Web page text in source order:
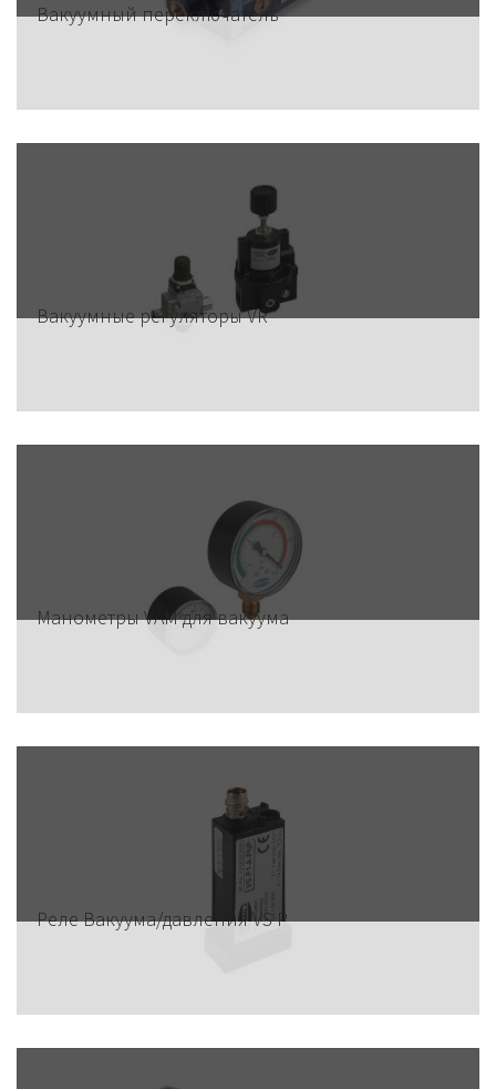
Вакуумный переключатель
Вакуумные регуляторы VR
Манометры VAM для вакуума
Реле Вакуума/давления VS P